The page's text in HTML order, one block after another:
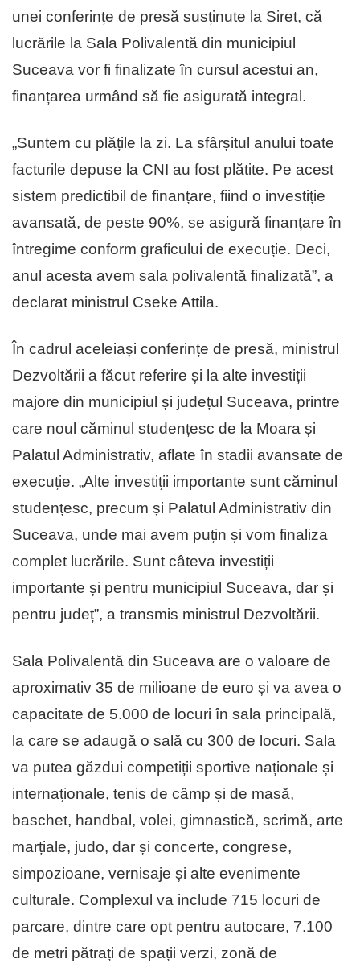
unei conferințe de presă susținute la Siret, că
lucrările la Sala Polivalentă din municipiul
Suceava vor fi finalizate în cursul acestui an,
finanțarea urmând să fie asigurată integral.
„Suntem cu plățile la zi. La sfârșitul anului toate
facturile depuse la CNI au fost plătite. Pe acest
sistem predictibil de finanțare, fiind o investiție
avansată, de peste 90%, se asigură finanțare în
întregime conform graficului de execuție. Deci,
anul acesta avem sala polivalentă finalizată”, a
declarat ministrul Cseke Attila.
În cadrul aceleiași conferințe de presă, ministrul
Dezvoltării a făcut referire și la alte investiții
majore din municipiul și județul Suceava, printre
care noul căminul studențesc de la Moara și
Palatul Administrativ, aflate în stadii avansate de
execuție. „Alte investiții importante sunt căminul
studențesc, precum și Palatul Administrativ din
Suceava, unde mai avem puțin și vom finaliza
complet lucrările. Sunt câteva investiții
importante și pentru municipiul Suceava, dar și
pentru județ”, a transmis ministrul Dezvoltării.
Sala Polivalentă din Suceava are o valoare de
aproximativ 35 de milioane de euro și va avea o
capacitate de 5.000 de locuri în sala principală,
la care se adaugă o sală cu 300 de locuri. Sala
va putea găzdui competiții sportive naționale și
internaționale, tenis de câmp și de masă,
baschet, handbal, volei, gimnastică, scrimă, arte
marțiale, judo, dar și concerte, congrese,
simpozioane, vernisaje și alte evenimente
culturale. Complexul va include 715 locuri de
parcare, dintre care opt pentru autocare, 7.100
de metri pătrați de spații verzi, zonă de